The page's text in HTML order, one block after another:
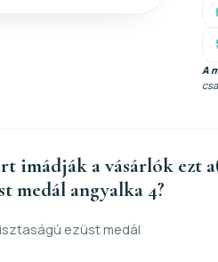
A
imádják a vásárlók ezt
medál angyalka 4?
ezüst medál